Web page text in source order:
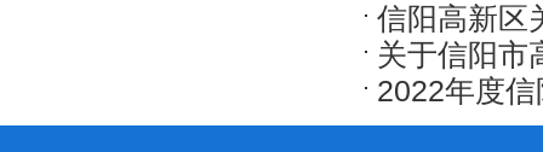
行动方案
信阳高新区
的通知
关于信阳市
贴发放的公示
2022年度
选活动开始